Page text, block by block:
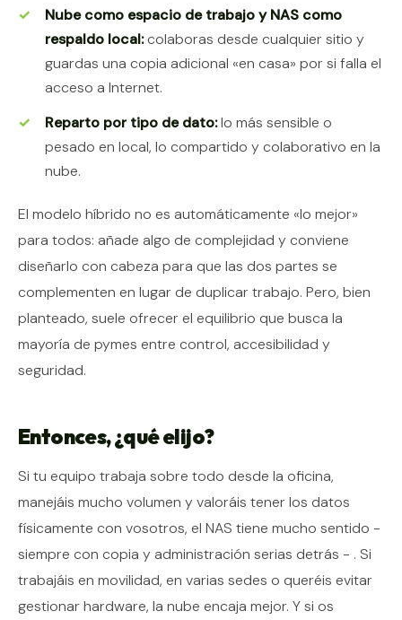
Nube como espacio de trabajo y NAS como
respaldo local:colaboras desde cualquier sitio y
guardas una copia adicional «en casa» por si falla el
acceso a Internet.
Reparto por tipo de dato:lo más sensible o
pesado en local, lo compartido y colaborativo en la
nube.
El modelo híbrido no es automáticamente «lo mejor»
para todos: añade algo de complejidad y conviene
diseñarlo con cabeza para que las dos partes se
complementen en lugar de duplicar trabajo. Pero, bien
planteado, suele ofrecer el equilibrio que busca la
mayoría de pymes entre control, accesibilidad y
seguridad.
Entonces, ¿qué elijo?
Si tu equipo trabaja sobre todo desde la oficina,
manejáis mucho volumen y valoráis tener los datos
físicamente con vosotros, el NAS tiene mucho sentido -
siempre con copia y administración serias detrás - . Si
trabajáis en movilidad, en varias sedes o queréis evitar
gestionar hardware, la nube encaja mejor. Y si os